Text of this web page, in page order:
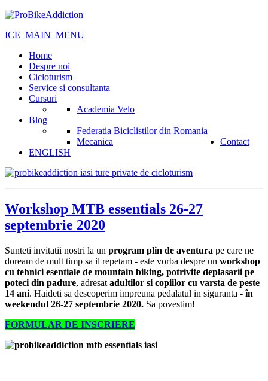
ICE_MAIN_MENU
Home
Despre noi
Cicloturism
Service si consultanta
Cursuri
Academia Velo
Blog
Federatia Biciclistilor din Romania
Mecanica
Contact
ENGLISH
Workshop MTB essentials 26-27
septembrie 2020
Sunteti invitatii nostri la un program plin de aventura pe care ne
doream de mult timp sa il repetam - este vorba despre un workshop
cu tehnici esentiale de mountain biking, potrivite deplasarii pe
poteci din padure, adresat adultilor si copiilor cu varsta de peste
14 ani. Haideti sa descoperim impreuna pedalatul in siguranta -în
weekendul 26-27 septembrie 2020. Sa povestim!
FORMULAR DE INSCRIERE